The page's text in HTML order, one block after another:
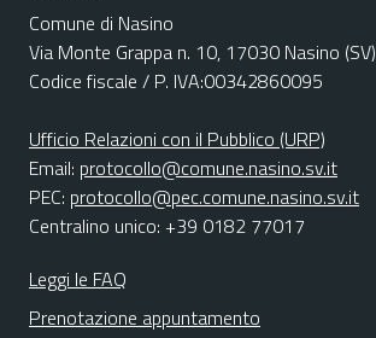
Comune di Nasino
Via Monte Grappa n. 10, 17030 Nasino (SV)
Codice fiscale / P. IVA:00342860095
Ufficio Relazioni con il Pubblico (URP)
Email: protocollo@comune.nasino.sv.it
PEC: protocollo@pec.comune.nasino.sv.it
Centralino unico: +39 0182 77017
Leggi le FAQ
Prenotazione appuntamento